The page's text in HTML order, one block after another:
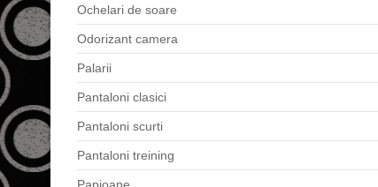
Ochelari de soare
Odorizant camera
Palarii
Pantaloni clasici
Pantaloni scurti
Pantaloni treining